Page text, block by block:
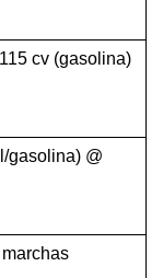
cv (gasolina)
gasolina) @